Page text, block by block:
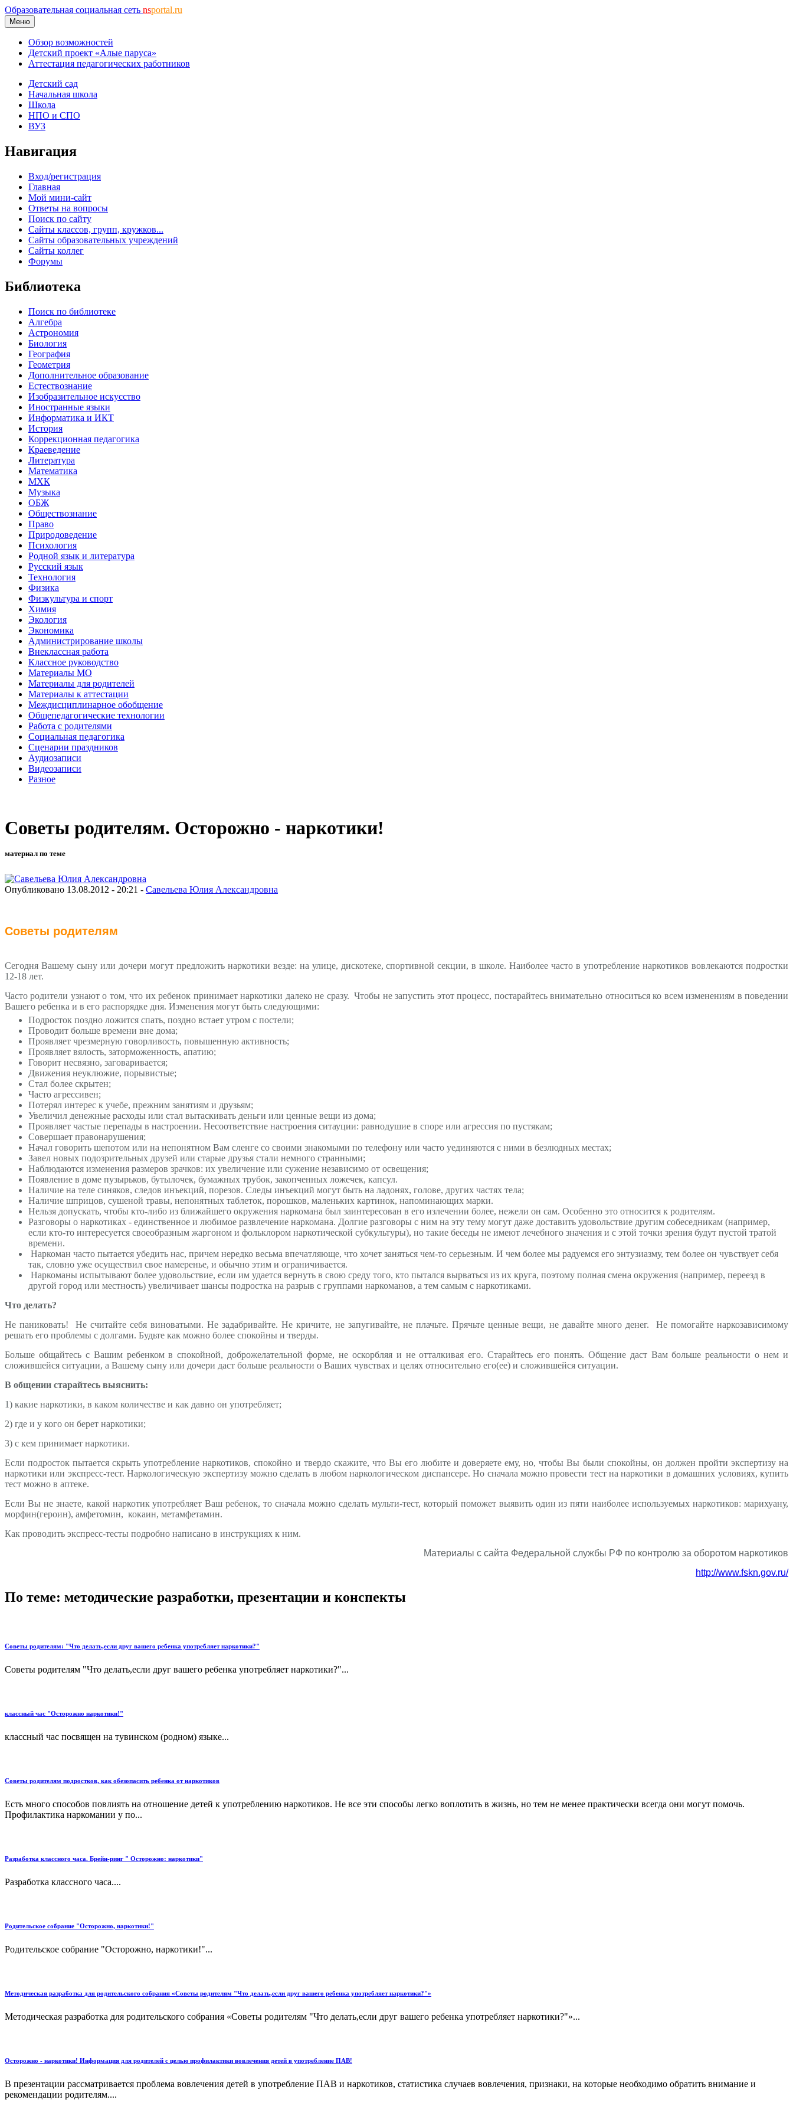
Образовательная социальная сеть nsportal.ru
Меню
Обзор возможностей
Детский проект «Алые паруса»
Аттестация педагогических работников
Детский сад
Начальная школа
Школа
НПО и СПО
ВУЗ
Навигация
Вход/регистрация
Главная
Мой мини-сайт
Ответы на вопросы
Поиск по сайту
Сайты классов, групп, кружков...
Сайты образовательных учреждений
Сайты коллег
Форумы
Библиотека
Поиск по библиотеке
Алгебра
Астрономия
Биология
География
Геометрия
Дополнительное образование
Естествознание
Изобразительное искусство
Иностранные языки
Информатика и ИКТ
История
Коррекционная педагогика
Краеведение
Литература
Математика
МХК
Музыка
ОБЖ
Обществознание
Право
Природоведение
Психология
Родной язык и литература
Русский язык
Технология
Физика
Физкультура и спорт
Химия
Экология
Экономика
Администрирование школы
Внеклассная работа
Классное руководство
Материалы МО
Материалы для родителей
Материалы к аттестации
Междисциплинарное обобщение
Общепедагогические технологии
Работа с родителями
Социальная педагогика
Сценарии праздников
Аудиозаписи
Видеозаписи
Разное
Советы родителям. Осторожно - наркотики!
материал по теме
Опубликовано 13.08.2012 - 20:21 - Савельева Юлия Александровна
Советы родителям
Сегодня Вашему сыну или дочери могут предложить наркотики везде: на улице, дискотеке, спортивной секции, в школе. Наиболее часто в употребление наркотиков вовлекаются подростки
12-18 лет.
Часто родители узнают о том, что их ребенок принимает наркотики далеко не сразу. Чтобы не запустить этот процесс, постарайтесь внимательно относиться ко всем изменениям в поведении
Вашего ребенка и в его распорядке дня. Изменения могут быть следующими:
Подросток поздно ложится спать, поздно встает утром с постели;
Проводит больше времени вне дома;
Проявляет чрезмерную говорливость, повышенную активность;
Проявляет вялость, заторможенность, апатию;
Говорит несвязно, заговаривается;
Движения неуклюжие, порывистые;
Стал более скрытен;
Часто агрессивен;
Потерял интерес к учебе, прежним занятиям и друзьям;
Увеличил денежные расходы или стал вытаскивать деньги или ценные вещи из дома;
Проявляет частые перепады в настроении. Несоответствие настроения ситауции: равнодушие в споре или агрессия по пустякам;
Совершает правонарушения;
Начал говорить шепотом или на непонятном Вам сленге со своими знакомыми по телефону или часто уединяются с ними в безлюдных местах;
Завел новых подозрительных друзей или старые друзья стали немного странными;
Наблюдаются изменения размеров зрачков: их увеличение или сужение независимо от освещения;
Появление в доме пузырьков, бутылочек, бумажных трубок, закопченных ложечек, капсул.
Наличие на теле синяков, следов инъекций, порезов. Следы инъекций могут быть на ладонях, голове, других частях тела;
Наличие шприцов, сушеной травы, непонятных таблеток, порошков, маленьких картинок, напоминающих марки.
Нельзя допускать, чтобы кто-либо из ближайшего окружения наркомана был заинтересован в его излечении более, нежели он сам. Особенно это относится к родителям.
Разговоры о наркотиках - единственное и любимое развлечение наркомана. Долгие разговоры с ним на эту тему могут даже доставить удовольствие другим собеседникам (например,
если кто-то интересуется своеобразным жаргоном и фольклором наркотической субкультуры), но такие беседы не имеют лечебного значения и с этой точки зрения будут пустой тратой
времени.
Наркоман часто пытается убедить нас, причем нередко весьма впечатляюще, что хочет заняться чем-то серьезным. И чем более мы радуемся его энтузиазму, тем более он чувствует себя
так, словно уже осуществил свое намеренье, и обычно этим и ограничивается.
Наркоманы испытывают более удовольствие, если им удается вернуть в свою среду того, кто пытался вырваться из их круга, поэтому полная смена окружения (например, переезд в
другой город или местность) увеличивает шансы подростка на разрыв с группами наркоманов, а тем самым с наркотиками.
Что делать?
Не паниковать! Не считайте себя виноватыми. Не задабривайте. Не кричите, не запугивайте, не плачьте. Прячьте ценные вещи, не давайте много денег. Не помогайте наркозависимому
решать его проблемы с долгами. Будьте как можно более спокойны и тверды.
Больше общайтесь с Вашим ребенком в спокойной, доброжелательной форме, не оскорбляя и не отталкивая его. Старайтесь его понять. Общение даст Вам больше реальности о нем и
сложившейся ситуации, а Вашему сыну или дочери даст больше реальности о Ваших чувствах и целях относительно его(ее) и сложившейся ситуации.
В общении старайтесь выяснить:
1) какие наркотики, в каком количестве и как давно он употребляет;
2) где и у кого он берет наркотики;
3) с кем принимает наркотики.
Если подросток пытается скрыть употребление наркотиков, спокойно и твердо скажите, что Вы его любите и доверяете ему, но, чтобы Вы были спокойны, он должен пройти экспертизу на
наркотики или экспресс-тест. Наркологическую экспертизу можно сделать в любом наркологическом диспансере. Но сначала можно провести тест на наркотики в домашних условиях, купить
тест можно в аптеке.
Если Вы не знаете, какой наркотик употребляет Ваш ребенок, то сначала можно сделать мульти-тест, который поможет выявить один из пяти наиболее используемых наркотиков: марихуану,
морфин(героин), амфетомин, кокаин, метамфетамин.
Как проводить экспресс-тесты подробно написано в инструкциях к ним.
Материалы с сайта Федеральной службы РФ по контролю за оборотом наркотиков
http://www.fskn.gov.ru/
По теме: методические разработки, презентации и конспекты
Советы родителям: "Что делать,если друг вашего ребенка употребляет наркотики?"
Советы родителям "Что делать,если друг вашего ребенка употребляет наркотики?"...
классный час "Осторожно наркотики!"
классный час посвящен на тувинском (родном) языке...
Советы родителям подростков, как обезопасить ребенка от наркотиков
Есть много способов повлиять на отношение детей к употреблению наркотиков. Не все эти способы легко воплотить в жизнь, но тем не менее практически всегда они могут помочь.
Профилактика наркомании у по...
Разработка классного часа. Брейн-ринг " Осторожно: наркотики"
Разработка классного часа....
Родительское собрание "Осторожно, наркотики!"
Родительское собрание "Осторожно, наркотики!"...
Методическая разработка для родительского собрания «Советы родителям "Что делать,если друг вашего ребенка употребляет наркотики?"»
Методическая разработка для родительского собрания «Советы родителям "Что делать,если друг вашего ребенка употребляет наркотики?"»...
Осторожно - наркотики! Информация для родителей с целью профилактики вовлечения детей в употребление ПАВ!
В презентации рассматривается проблема вовлечения детей в употребление ПАВ и наркотиков, статистика случаев вовлечения, признаки, на которые необходимо обратить внимание и
рекомендации родителям....